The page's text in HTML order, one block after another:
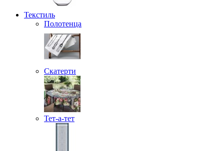
Текстиль
Полотенца
Скатерти
Тет-а-тет